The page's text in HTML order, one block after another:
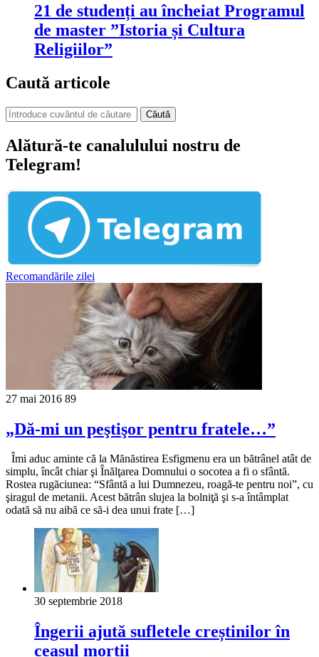
21 de studenți au încheiat Programul
de master ”Istoria și Cultura
Religiilor”
Caută articole
Căută
Alătură-te canalulului nostru de
Telegram!
Recomandările zilei
27 mai 2016 89
„Dă-mi un peştişor pentru fratele…”
Îmi aduc aminte că la Mănăstirea Esfigmenu era un bătrânel atât de
simplu, încât chiar şi Înălţarea Domnului o socotea a fi o sfântă.
Rostea rugăciunea: “Sfântă a lui Dumnezeu, roagă-te pentru noi”, cu
şiragul de metanii. Acest bătrân slujea la bolniţă şi s-a întâmplat
odată să nu aibă ce să-i dea unui frate […]
30 septembrie 2018
Îngerii ajută sufletele creștinilor în
ceasul morții